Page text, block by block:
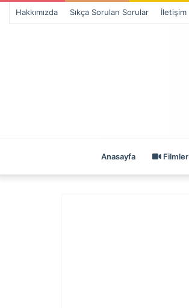
Hakkımızda Sıkça Sorulan Sorular İletişim
Anasayfa Filmler